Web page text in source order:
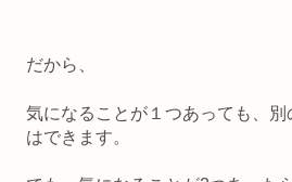
だから、
気になることが１つあっても、別
はできます。